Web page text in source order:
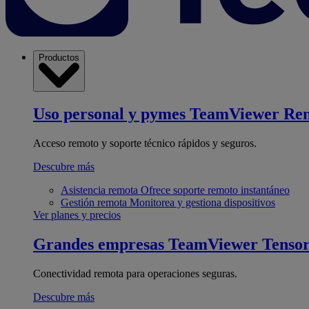
Productos
Uso personal y pymes TeamViewer
Acceso remoto y soporte técnico rápidos y seguros.
Descubre más
Asistencia remota Ofrece soporte remoto instantáneo
Gestión remota Monitorea y gestiona dispositivos
Ver planes y precios
Grandes empresas TeamViewer Tensor
Conectividad remota para operaciones seguras.
Descubre más